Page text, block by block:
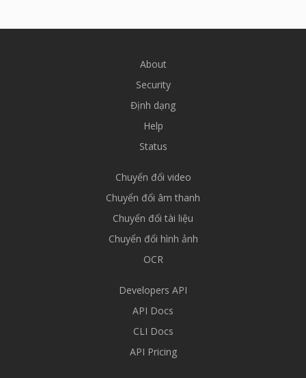
About
Security
Định dạng
Help
Status
Chuyển đổi video
Chuyển đổi âm thanh
Chuyển đổi tài liệu
Chuyển đổi hình ảnh
OCR
Developers API
API Docs
CLI Docs
API Pricing